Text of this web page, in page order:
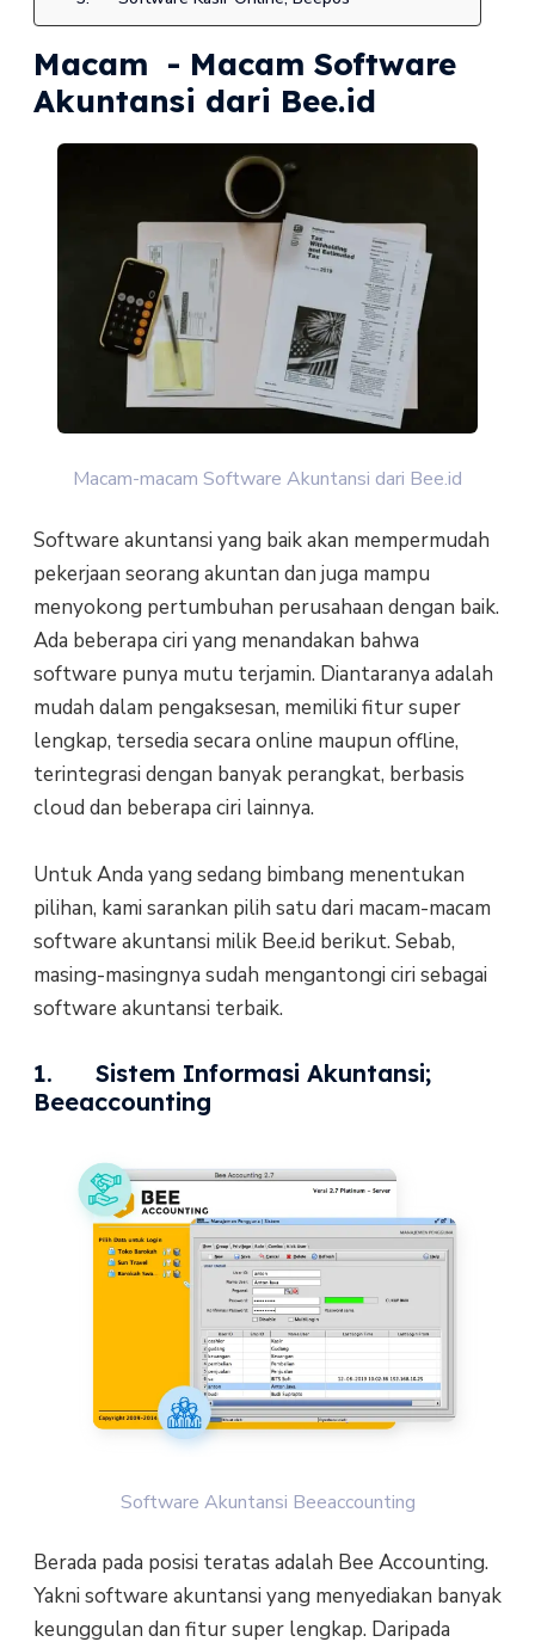
Macam - Macam Software
Akuntansi dari Bee.id
Macam-macam Software Akuntansi dari Bee.id
Software akuntansi yang baik akan mempermudah
pekerjaan seorang akuntan dan juga mampu
menyokong pertumbuhan perusahaan dengan baik.
Ada beberapa ciri yang menandakan bahwa
software punya mutu terjamin. Diantaranya adalah
mudah dalam pengaksesan, memiliki fitur super
lengkap, tersedia secara online maupun offline,
terintegrasi dengan banyak perangkat, berbasis
cloud dan beberapa ciri lainnya.
Untuk Anda yang sedang bimbang menentukan
pilihan, kami sarankan pilih satu dari macam-macam
software akuntansi milik Bee.id berikut. Sebab,
masing-masingnya sudah mengantongi ciri sebagai
software akuntansi terbaik.
1. Sistem Informasi Akuntansi;
Beeaccounting
Software Akuntansi Beeaccounting
Berada pada posisi teratas adalah Bee Accounting.
Yakni software akuntansi yang menyediakan banyak
keunggulan dan fitur super lengkap. Daripada